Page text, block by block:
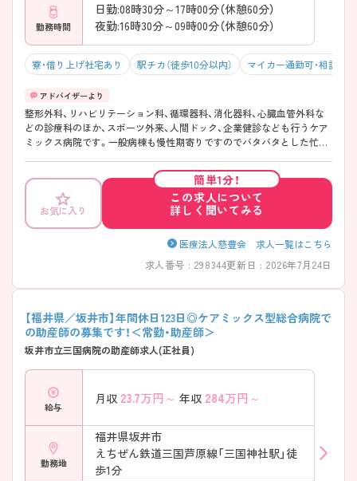
勤務時間
日勤:08時30分～17時00分（休憩60分）
夜勤:16時30分～09時00分（休憩60分）
寮・借り上げ社宅あり 駅チカ（徒歩10分以内） マイカー通勤可・相談可
整形外科、リハビリテーション科、循環器科、消化器科、心臓血管外科な
どの診療科のほか、スポーツ外来、人間ドック、企業健診なども行うケア
ミックス病院です。一般病棟も慢性期寄りですのでバタバタとした忙し
す。また各線福井駅より徒歩4分とアクセスが非常に良く、マイカーでの
通勤も可能なので通勤に負担がかからず通いやすい環境です。 少しでも
気になられる場合はお気軽にご相談ください。面接対策などより詳しい
情報をお伝えいたします！
お気に入り
簡単1分！
この求人について
詳しく聞いてみる
医療法人慈豊会 求人一覧はこちら
求人番号 : 298344更新日 : 2026年7月24日
【福井県／坂井市】年間休日123日◎ケアミックス型総合病院で
の助産師の募集です！＜常勤・助産師＞
坂井市立三国病院の助産師求人(正社員)
給与
月収 23.7万円～ 年収 284万円～
勤務地
福井県坂井市
えちぜん鉄道三国芦原線「三国神社駅」徒
歩1分